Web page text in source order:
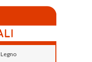
Legno